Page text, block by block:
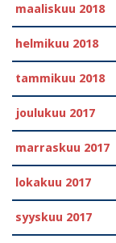
maaliskuu 2018
helmikuu 2018
tammikuu 2018
joulukuu 2017
marraskuu 2017
lokakuu 2017
syyskuu 2017